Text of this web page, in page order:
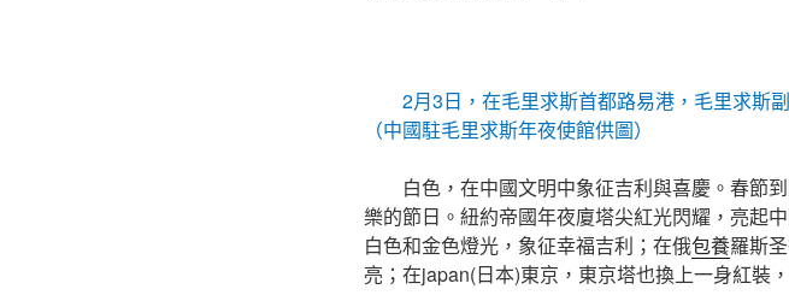
2月3日，在毛里求斯首都路易港，毛里求斯
（中國駐毛里求斯年夜使館供圖）
白色，在中國文明中象征吉利與喜慶。春節
樂的節日。紐約帝國年夜廈塔尖紅光閃耀，亮起
白色和金色燈光，象征幸福吉利；在俄包養羅斯
亮；在japan(日本)東京，東京塔也換上一身紅裝